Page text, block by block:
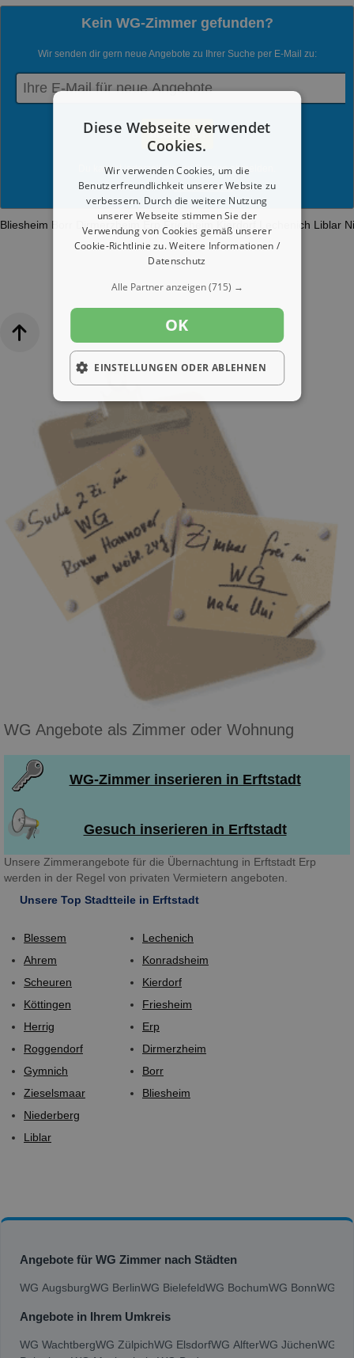
Kein WG-Zimmer gefunden?
Wir senden dir gern neue Angebote zu Ihrer Suche per E-Mail zu:
Du kannst jederzeit diesen Service abmelden.
Mit dem Absenden werden dieDatenschutzrichtlinienakzeptiert.
Bliesheim Borr Dirmerzheim ErpFriesheim Kierdorf Lechenich Liblar
WG Angebote als Zimmer oder Wohnung
WG-Zimmer inserieren in Erftstadt
Gesuch inserieren in Erftstadt
Unsere Zimmerangebote für die Übernachtung in Erftstadt Erp
werden in der Regel von privaten Vermietern angeboten.
Unsere Top Stadtteile in Erftstadt
Blessem
Ahrem
Scheuren
Köttingen
Herrig
Roggendorf
Gymnich
Zieselsmaar
Niederberg
Liblar
Lechenich
Konradsheim
Kierdorf
Friesheim
Erp
Dirmerzheim
Borr
Bliesheim
Angebote für WG Zimmer nach Städten
WG AugsburgWG BerlinWG BielefeldWG BochumWG BonnWG
Angebote in Ihrem Umkreis
WG WachtbergWG ZülpichWG ElsdorfWG AlfterWG JüchenWG
Diese Webseite verwendet
Cookies.
Wir verwenden Cookies, um die
Benutzerfreundlichkeit unserer Website zu
verbessern. Durch die weitere Nutzung
unserer Webseite stimmen Sie der
Verwendung von Cookies gemäß unserer
Cookie-Richtlinie zu.Weitere Informationen /
Datenschutz
Alle Partner anzeigen(715) →
OK
EINSTELLUNGEN ODER ABLEHNEN